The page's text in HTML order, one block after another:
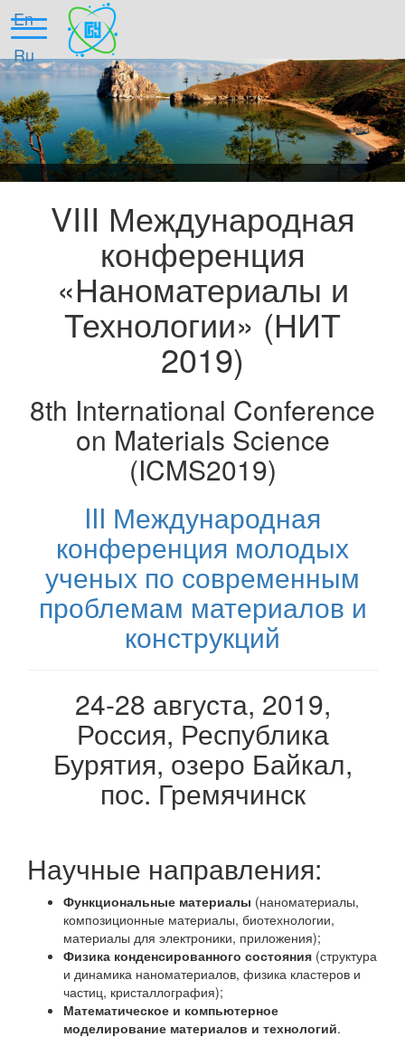
En
Ru
Организаторы
Научная программа
Место проведения
Конференция молодых учёных
Регистрация
VIII Международная
конференция
«Наноматериалы и
Технологии» (НИТ
2019)
8th International Conference
on Materials Science
(ICMS2019)
III Международная
конференция молодых
ученых по современным
проблемам материалов и
конструкций
24-28 августа, 2019,
Россия, Республика
Бурятия, озеро Байкал,
пос. Гремячинск
Научные направления:
Функциональные материалы (наноматериалы,
композиционные материалы, биотехнологии,
материалы для электроники, приложения);
Физика конденсированного состояния (структура
и динамика наноматериалов, физика кластеров и
частиц, кристаллография);
Математическое и компьютерное
моделирование материалов и технологий.